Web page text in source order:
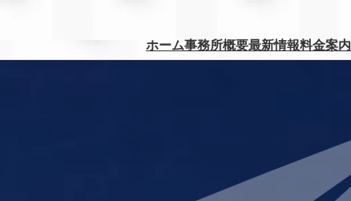
ホーム事務所概要最新情報料金案内